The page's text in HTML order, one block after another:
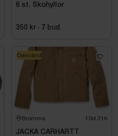
6 st. Skohyllor
350 kr · 7 bud
Bromma 10d 21h
JACKA CARHARTT
Oanvänd